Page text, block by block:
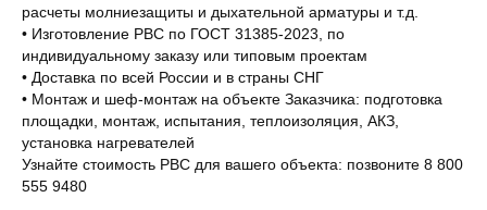
расчеты молниезащиты и дыхательной арматуры и т.д.
• Изготовление РВС по ГОСТ 31385-2023, по
индивидуальному заказу или типовым проектам
• Доставка по всей России и в страны СНГ
• Монтаж и шеф-монтаж на объекте Заказчика: подготовка
площадки, монтаж, испытания, теплоизоляция, АКЗ,
установка нагревателей
Узнайте стоимость РВС для вашего объекта: позвоните 8 800
555 9480